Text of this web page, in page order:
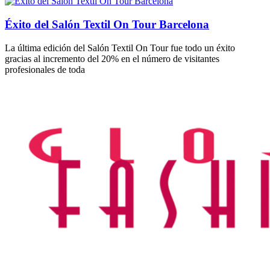
Éxito del Salón Textil On Tour Barcelona
La última edición del Salón Textil On Tour fue todo un éxito
gracias al incremento del 20% en el número de visitantes
profesionales de toda